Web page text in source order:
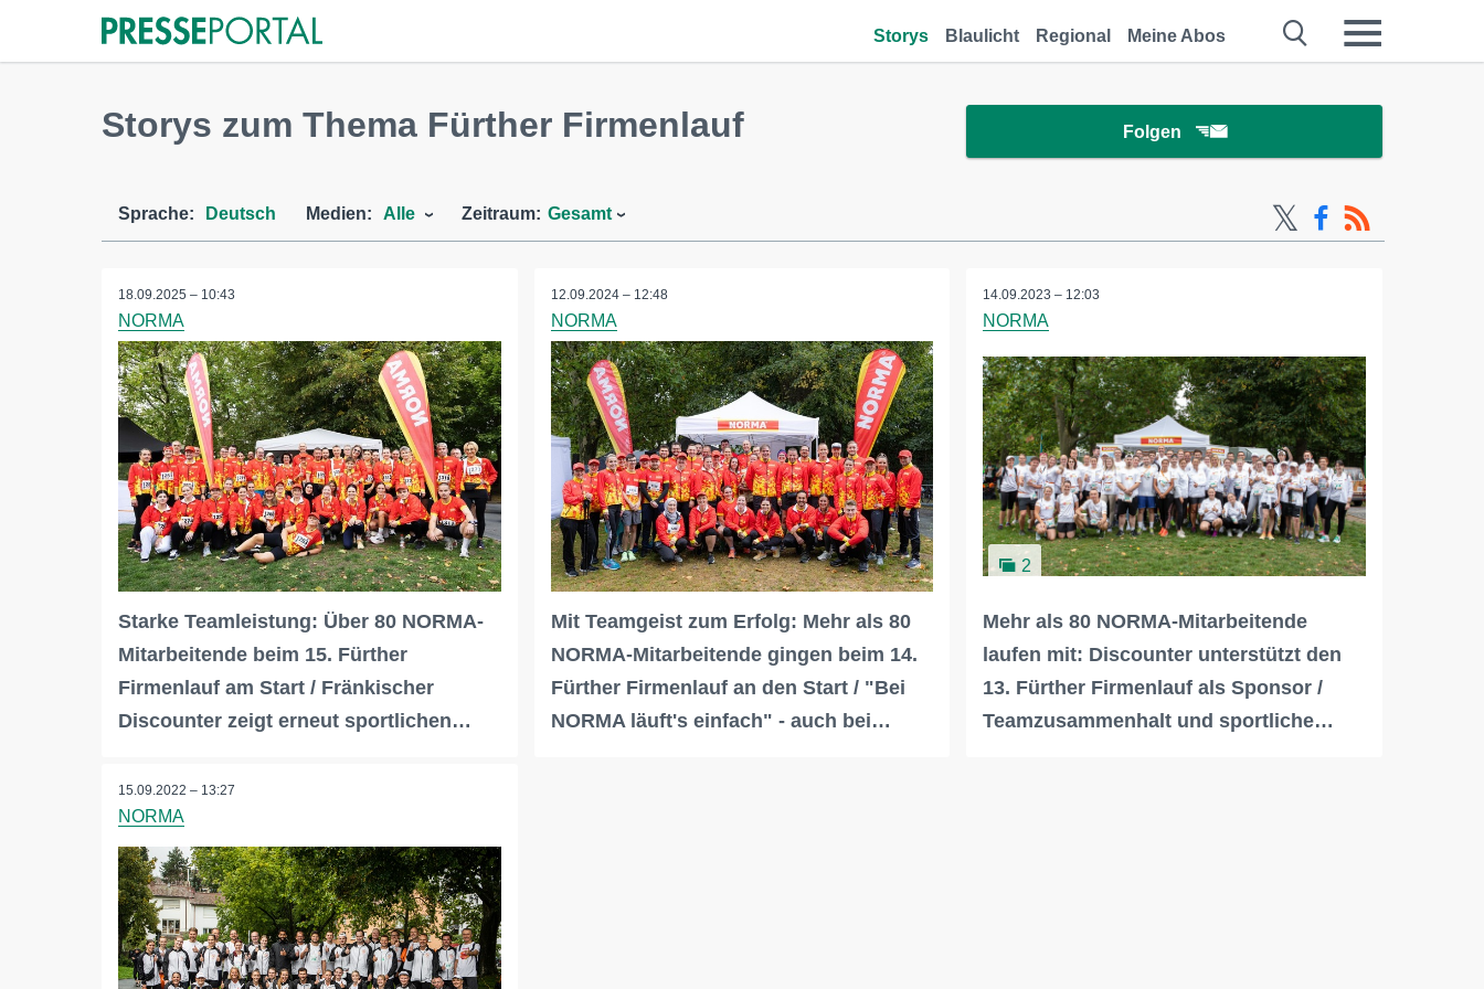
Storys Blaulicht Regional Meine Abos
Storys zum Thema Fürther Firmenlauf Folgen
Sprache: Deutsch Medien: Alle Zeitraum: Gesamt
18.09.2025 – 10:43
NORMA
Starke Teamleistung: Über 80 NORMA-
Mitarbeitende beim 15. Fürther
Firmenlauf am Start / Fränkischer
Discounter zeigt erneut sportlichen…
12.09.2024 – 12:48
NORMA
Mit Teamgeist zum Erfolg: Mehr als 80
NORMA-Mitarbeitende gingen beim 14.
Fürther Firmenlauf an den Start / "Bei
NORMA läuft's einfach" - auch bei…
14.09.2023 – 12:03
NORMA
2
Mehr als 80 NORMA-Mitarbeitende
laufen mit: Discounter unterstützt den
13. Fürther Firmenlauf als Sponsor /
Teamzusammenhalt und sportliche…
15.09.2022 – 13:27
NORMA